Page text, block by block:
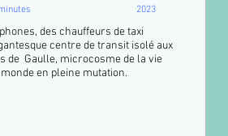
2023
des chauffeurs de taxi
centre de transit isolé aux
de Gaulle, microcosme de la vie
en pleine mutation.